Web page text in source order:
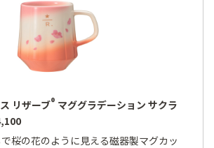
リザーブ® マググラデーション サクラ
桜の花のように見える磁器製マグカッ